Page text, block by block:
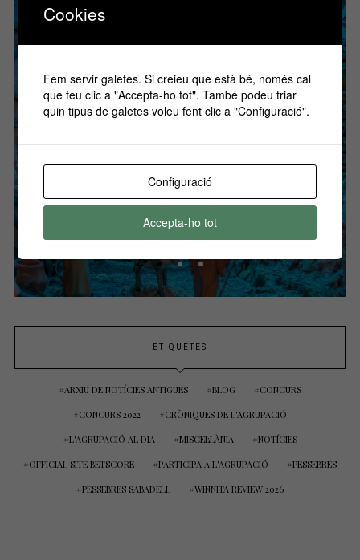
ETIQUETES
ARXIU DE NOTÍCIES ANTIGUES BLOG CONCURS
CONCURS 2022 CRÒNIQUES DE L'AGRUPACIÓ
L'AGRUPACIÓ AL DIA MISCEL·LÀNIA NOTÍCIES
OFFICIAL SITE BETSCORE PARTICIPA A L'AGRUPACIÓ PESSEBRES
PESSEBRES SABADELL WINNITA REVIEW 2026
Cookies
Fem servir galetes. Si creieu que està bé, només cal
que feu clic a "Accepta-ho tot". També podeu triar
quin tipus de galetes voleu fent clic a "Configuració".
Configuració
Accepta-ho tot